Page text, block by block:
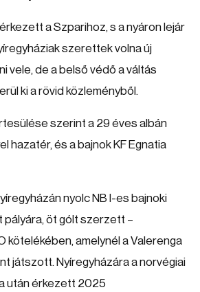
a Szparihoz, s a nyáron lejár
szerettek volna új
vele, de a belső védő a váltás
ki a rövid közleményből.
szerint a 29 éves albán
hazatér, és a bajnok KF Egnatia
nyolc NB I-es bajnoki
öt gólt szerzett –
kötelékében, amelynél a Valerenga
játszott. Nyíregyházára a norvégiai
után érkezett 2025